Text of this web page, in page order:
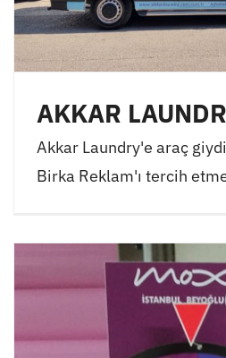
AKKAR
Akkar Laundry'e araç
Birka Reklam'ı tercih